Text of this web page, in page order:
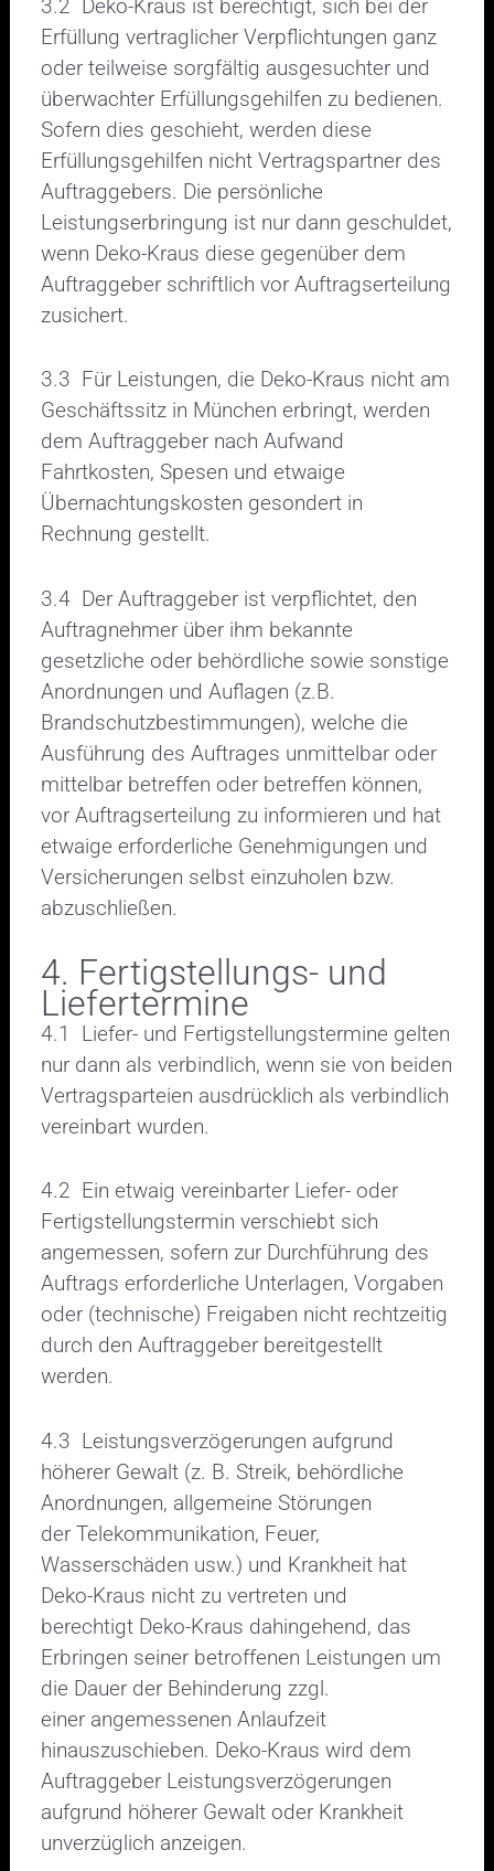
3.2 Deko-Kraus ist berechtigt, sich bei der
Erfüllung vertraglicher Verpflichtungen ganz
oder teilweise sorgfältig ausgesuchter und
überwachter Erfüllungsgehilfen zu bedienen.
Sofern dies geschieht, werden diese
Erfüllungsgehilfen nicht Vertragspartner des
Auftraggebers. Die persönliche
Leistungserbringung ist nur dann geschuldet,
wenn Deko-Kraus diese gegenüber dem
Auftraggeber schriftlich vor Auftragserteilung
zusichert.
3.3 Für Leistungen, die Deko-Kraus nicht am
Geschäftssitz in München erbringt, werden
dem Auftraggeber nach Aufwand
Fahrtkosten, Spesen und etwaige
Übernachtungskosten gesondert in
Rechnung gestellt.
3.4 Der Auftraggeber ist verpflichtet, den
Auftragnehmer über ihm bekannte
gesetzliche oder behördliche sowie sonstige
Anordnungen und Auflagen (z.B.
Brandschutzbestimmungen), welche die
Ausführung des Auftrages unmittelbar oder
mittelbar betreffen oder betreffen können,
vor Auftragserteilung zu informieren und hat
etwaige erforderliche Genehmigungen und
Versicherungen selbst einzuholen bzw.
abzuschließen.
4. Fertigstellungs- und
Liefertermine
4.1 Liefer- und Fertigstellungstermine gelten
nur dann als verbindlich, wenn sie von beiden
Vertragsparteien ausdrücklich als verbindlich
vereinbart wurden.
4.2 Ein etwaig vereinbarter Liefer- oder
Fertigstellungstermin verschiebt sich
angemessen, sofern zur Durchführung des
Auftrags erforderliche Unterlagen, Vorgaben
oder (technische) Freigaben nicht rechtzeitig
durch den Auftraggeber bereitgestellt
werden.
4.3 Leistungsverzögerungen aufgrund
höherer Gewalt (z. B. Streik, behördliche
Anordnungen, allgemeine Störungen
der Telekommunikation, Feuer,
Wasserschäden usw.) und Krankheit hat
Deko-Kraus nicht zu vertreten und
berechtigt Deko-Kraus dahingehend, das
Erbringen seiner betroffenen Leistungen um
die Dauer der Behinderung zzgl.
einer angemessenen Anlaufzeit
hinauszuschieben. Deko-Kraus wird dem
Auftraggeber Leistungsverzögerungen
aufgrund höherer Gewalt oder Krankheit
unverzüglich anzeigen.